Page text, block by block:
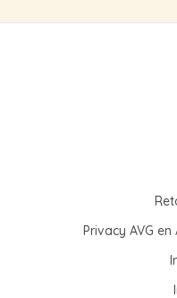
Privacy AVG